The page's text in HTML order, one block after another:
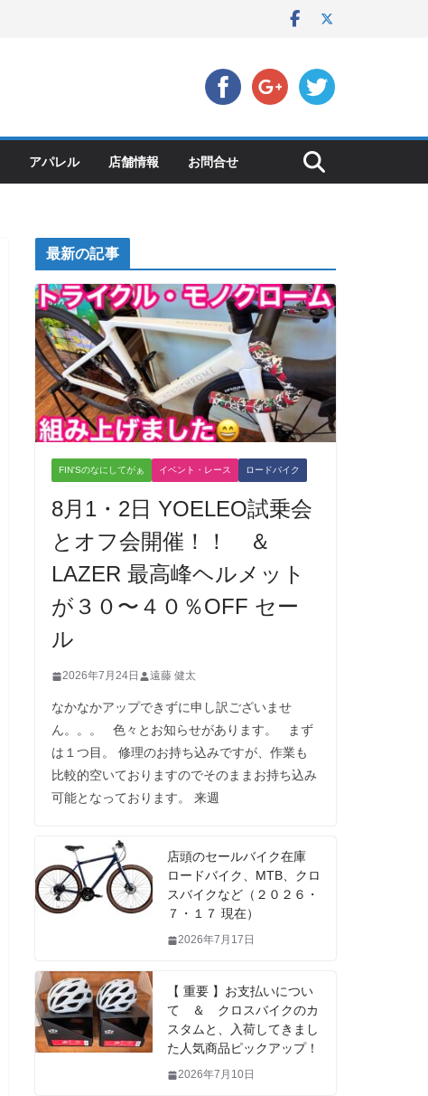
アパレル 店舗情報 お問合せ
最新の記事
FIN'Sのなにしてがぁ イベント・レース ロードバイク
8月1・2日 YOELEO試乗会
とオフ会開催！！ ＆
LAZER 最高峰ヘルメット
が３０〜４０％OFF セー
ル
2026年7月24日 遠藤 健太
なかなかアップできずに申し訳ございませ
ん。。。 色々とお知らせがあります。 まず
は１つ目。 修理のお持ち込みですが、作業も
比較的空いておりますのでそのままお持ち込み
可能となっております。 来週
店頭のセールバイク在庫
ロードバイク、MTB、クロ
スバイクなど（２０２６・
７・１７ 現在）
2026年7月17日
【 重要 】お支払いについ
て ＆ クロスバイクのカ
スタムと、入荷してきまし
た人気商品ピックアップ！
2026年7月10日